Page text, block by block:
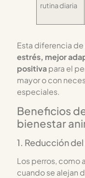
rutina diaria
Esta diferencia
estrés, mejor
positivapara el
mayor o con
especiales.
Beneficios
bienestar
1. Reducción
Los perros, como
cuando se alejan